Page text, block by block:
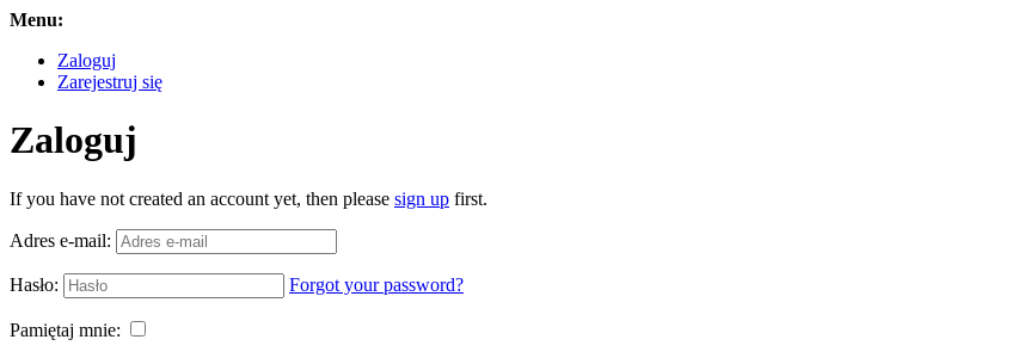
Menu:
Zaloguj
Zarejestruj się
Zaloguj
If you have not created an account yet, then please sign up first.
Adres e-mail:
Hasło: Forgot your password?
Pamiętaj mnie: